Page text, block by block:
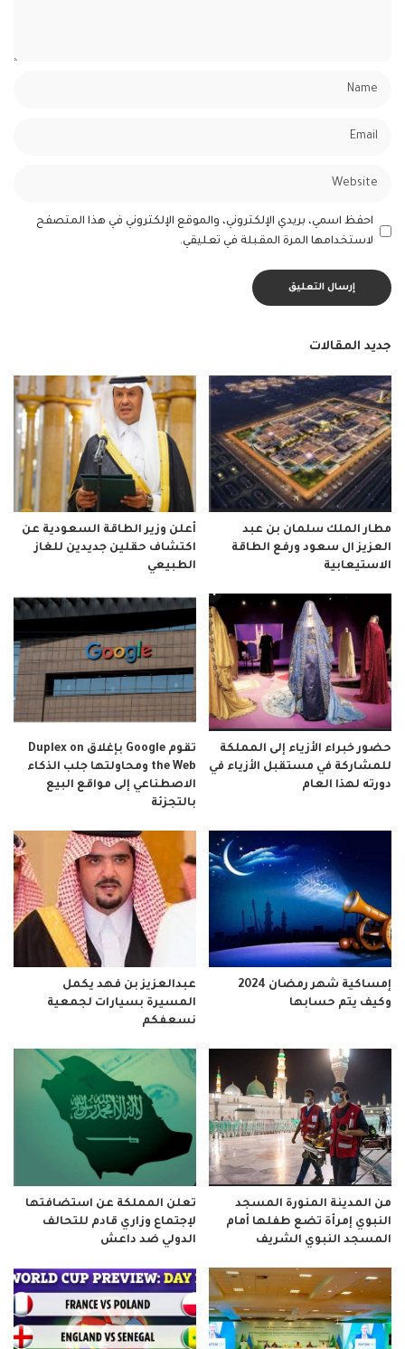
احفظ اسمي، بريدي الإلكتروني، والموقع الإلكتروني في هذا المتصفح
لاستخدامها المرة المقبلة في تعليقي.
جديد المقالات
مطار الملك سلمان بن عبد
العزيز ال سعود ورفع الطاقة
الاستيعابية
أعلن وزير الطاقة السعودية عن
اكتشاف حقلين جديدين للغاز
الطبيعي
حضور خبراء الأزياء إلى المملكة
للمشاركة في مستقبل الأزياء في
دورته لهذا العام
تقوم Google بإغلاق Duplex on
the Web ومحاولتها جلب الذكاء
الاصطناعي إلى مواقع البيع
بالتجزئة
إمساكية شهر رمضان 2024
وكيف يتم حسابها
عبدالعزيز بن فهد يكمل
المسيرة بسيارات لجمعية
نسعفكم
من المدينة المنورة المسجد
النبوي إمرأة تضع طفلها أمام
المسجد النبوي الشريف
تعلن المملكة عن استضافتها
لإجتماع وزاري قادم للتحالف
الدولي ضد داعش